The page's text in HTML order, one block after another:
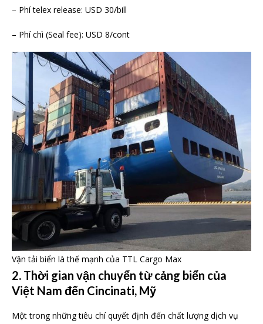
– Phí telex release: USD 30/bill
– Phí chì (Seal fee): USD 8/cont
Vận tải biển là thế mạnh của TTL Cargo Max
2. Thời gian vận chuyển từ cảng biển của
Việt Nam đến Cincinati, Mỹ
Một trong những tiêu chí quyết định đến chất lượng dịch vụ